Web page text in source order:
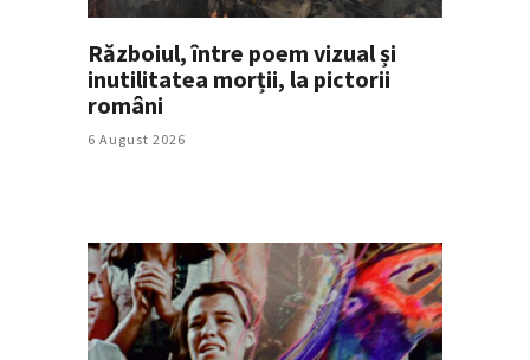
Războiul, între poem vizual și
inutilitatea morții, la pictorii
români
6 August 2026